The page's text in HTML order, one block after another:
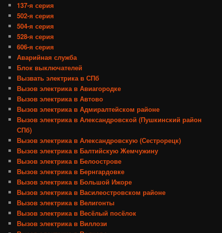
137-я серия
502-я серия
504-я серия
528-я серия
606-я серия
Аварийная служба
Блок выключателей
Вызвать электрика в СПб
Вызов электрика в Авиагородке
Вызов электрика в Автово
Вызов электрика в Адмиралтейском районе
Вызов электрика в Александровской (Пушкинский район
СПб)
Вызов электрика в Александровскую (Сестрорецк)
Вызов электрика в Балтийскую Жемчужину
Вызов электрика в Белоострове
Вызов электрика в Бернгардовке
Вызов электрика в Большой Ижоре
Вызов электрика в Василеостровском районе
Вызов электрика в Велигонты
Вызов электрика в Весёлый посёлок
Вызов электрика в Виллози